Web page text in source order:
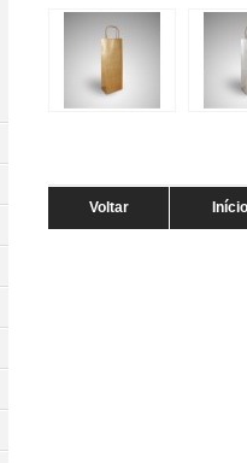
Voltar Início